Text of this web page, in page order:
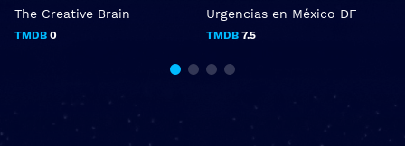
The Creative Brain
TMDB 0
Urgencias en México DF
TMDB 7.5